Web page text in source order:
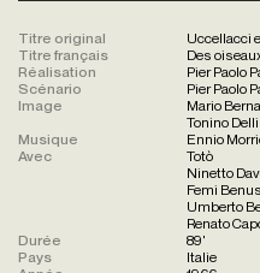
Titre original
Uccellacci
Titre français
Des
Réalisation
Pier Paolo
Scénario
Pier Paolo
Image
Mario
Tonino
Musique
Ennio
Avec
Totò
Ninetto
Femi
Umberto
Renato
Durée
89'
Pays
Italie